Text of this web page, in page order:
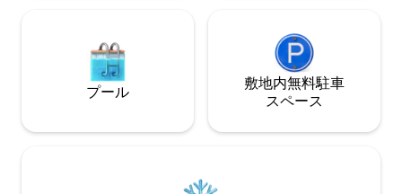
プール
敷地内無料駐⁠車
ス⁠ペ⁠ー⁠ス